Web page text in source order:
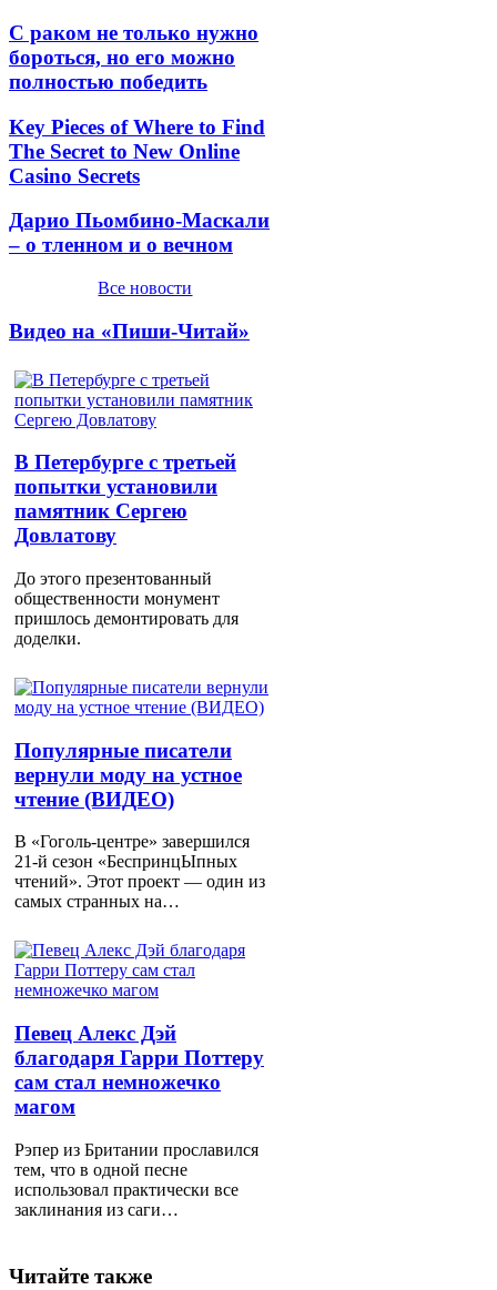
С раком не только нужно
бороться, но его можно
полностью победить
Key Pieces of Where to Find
The Secret to New Online
Casino Secrets
Дарио Пьомбино-Маскали
– о тленном и о вечном
Все новости
Видео на «Пиши-Читай»
В Петербурге с третьей
попытки установили
памятник Сергею
Довлатову
До этого презентованный
общественности монумент
пришлось демонтировать для
доделки.
Популярные писатели
вернули моду на устное
чтение (ВИДЕО)
В «Гоголь-центре» завершился
21-й сезон «БеспринцЫпных
чтений». Этот проект — один из
самых странных на…
Певец Алекс Дэй
благодаря Гарри Поттеру
сам стал немножечко
магом
Рэпер из Британии прославился
тем, что в одной песне
использовал практически все
заклинания из саги…
Читайте также